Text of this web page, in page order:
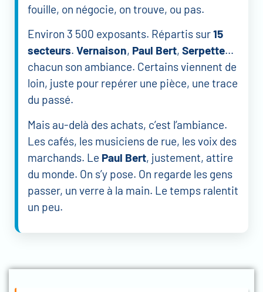
fouille, on négocie, on trouve, ou pas.
Environ 3 500 exposants. Répartis sur15
secteurs. Vernaison, Paul Bert, Serpette…
chacun son ambiance. Certains viennent de
loin, juste pour repérer une pièce, une trace
du passé.
Mais au-delà des achats, c’est l’ambiance.
Les cafés, les musiciens de rue, les voix des
marchands. Le Paul Bert, justement, attire
du monde. On s’y pose. On regarde les gens
passer, un verre à la main. Le temps ralentit
un peu.